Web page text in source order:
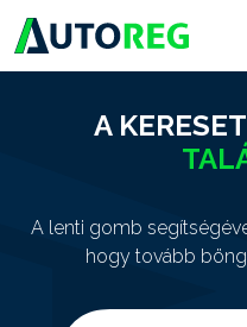
A
A lenti gomb
hogy tovább